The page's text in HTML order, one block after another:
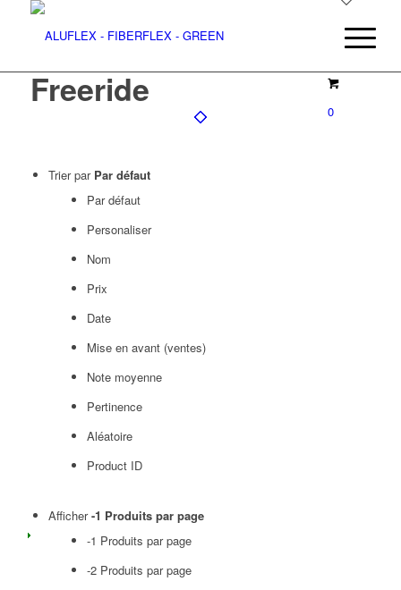
0
Freeride
Trier par Par défaut
Par défaut
Personaliser
Nom
Prix
Date
Mise en avant (ventes)
Note moyenne
Pertinence
Aléatoire
Product ID
Afficher-1 Produits par page
-1 Produits par page
-2 Produits par page